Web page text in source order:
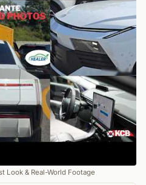
Look & Real-World Footage